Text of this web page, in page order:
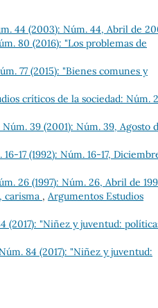
44 (2003): Núm. 44, Abril de
80 (2016): "Los problemas de
77 (2015): "Bienes comunes y
críticos de la sociedad: Núm.
39 (2001): Núm. 39, Agosto
17 (1992): Núm. 16-17,
26 (1997): Núm. 26, Abril de
carisma , Argumentos Estudios
(2017): "Niñez y juventud:
84 (2017): "Niñez y juventud: